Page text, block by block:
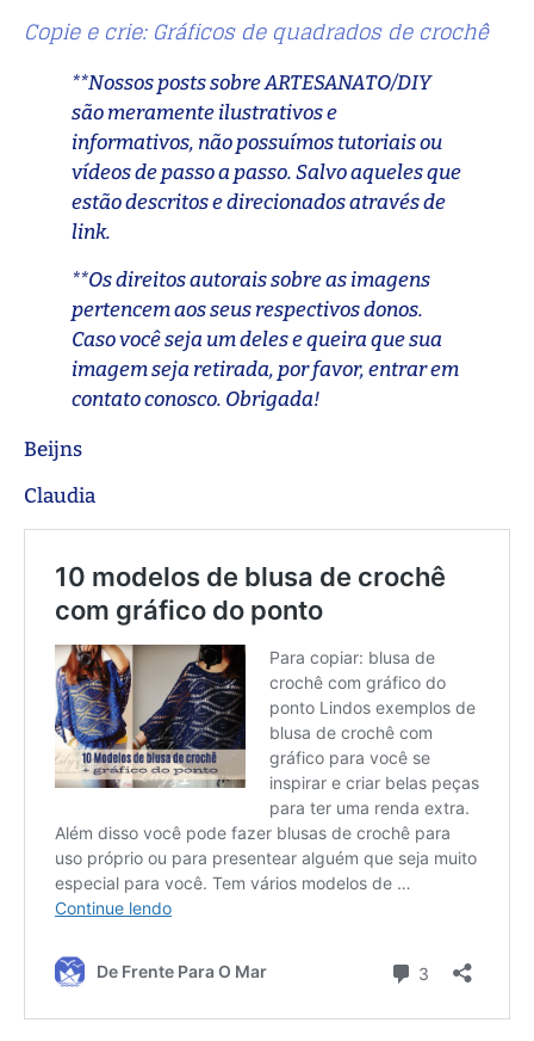
Copie e crie: Gráficos de quadrados de crochê
**Nossos posts sobre ARTESANATO/DIY
são meramente ilustrativos e
informativos, não possuímos tutoriais ou
vídeos de passo a passo. Salvo aqueles que
estão descritos e direcionados através de
link.
**Os direitos autorais sobre as imagens
pertencem aos seus respectivos donos.
Caso você seja um deles e queira que sua
imagem seja retirada, por favor, entrar em
contato conosco. Obrigada!
Beijns
Claudia